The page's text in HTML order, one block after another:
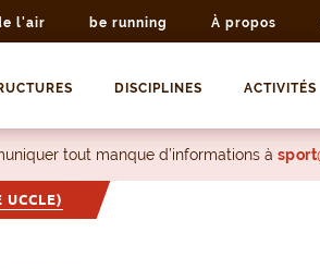
l'air be running À propos
DISCIPLINES ACTIVITÉS
tout manque d’informations à
UCCLE)